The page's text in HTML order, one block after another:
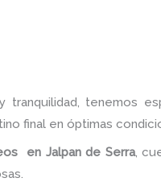
tranquilidad, tenemos
final en óptimas
en Jalpan de Serra,